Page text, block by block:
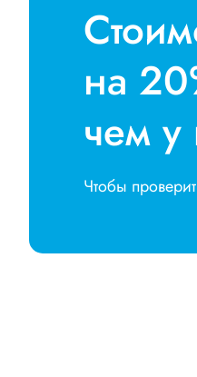
на
чем у
Чтобы